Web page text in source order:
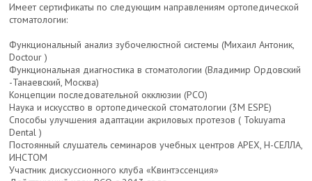
Имеет сертификаты по следующим направлениям ортопедической
стоматологии:
Функциональный анализ зубочелюстной системы (Михаил Антоник,
Doctour )
Функциональная диагностика в стоматологии (Владимир Ордовский
-Танаевский, Москва)
Концепции последовательной окклюзии (РСО)
Наука и искусство в ортопедической стоматологии (3M ESPE)
Способы улучшения адаптации акриловых протезов ( Tokuyama
Dental )
Постоянный слушатель семинаров учебных центров APEX, Н-СЕЛЛА,
ИНСТОМ
Участник дискуссионного клуба «Квинтэссенция»